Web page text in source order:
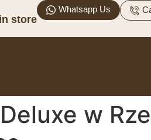
in store
Whatsapp Us
w